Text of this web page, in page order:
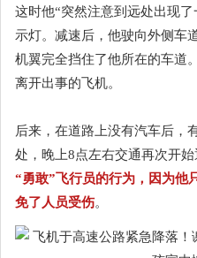
这时他“突然注意到远处出现
示灯。减速后，他驶向外侧车
机翼完全挡住了他所在的车道
离开出事的飞机。
后来，在道路上没有汽车后，
处，晚上8点左右交通再次开始
“勇敢”飞行员的行为，因为他
免了人员受伤。